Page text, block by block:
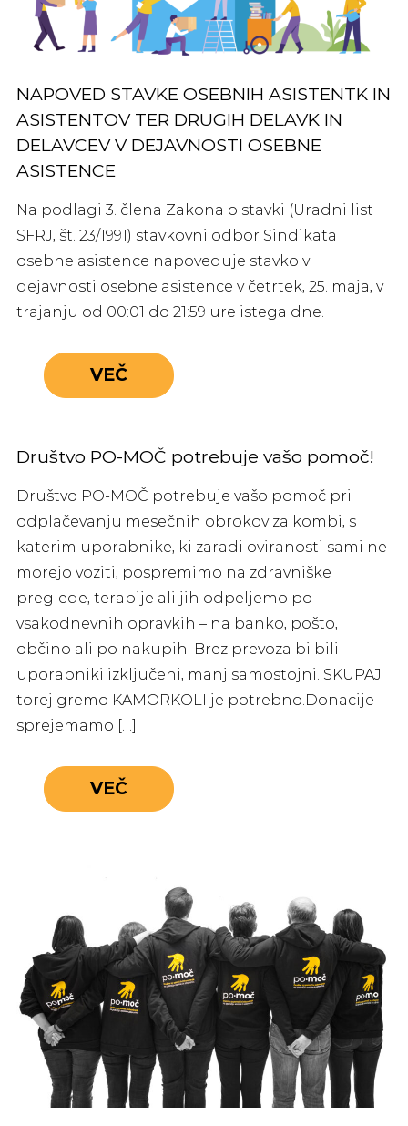
NAPOVED STAVKE OSEBNIH ASISTENTK IN
ASISTENTOV TER DRUGIH DELAVK IN
DELAVCEV V DEJAVNOSTI OSEBNE
ASISTENCE
Na podlagi 3. člena Zakona o stavki (Uradni list
SFRJ, št. 23/1991) stavkovni odbor Sindikata
osebne asistence napoveduje stavko v
dejavnosti osebne asistence v četrtek, 25. maja, v
trajanju od 00:01 do 21:59 ure istega dne.
VEČ
Društvo PO-MOČ potrebuje vašo pomoč!
Društvo PO-MOČ potrebuje vašo pomoč pri
odplačevanju mesečnih obrokov za kombi, s
katerim uporabnike, ki zaradi oviranosti sami ne
morejo voziti, pospremimo na zdravniške
preglede, terapije ali jih odpeljemo po
vsakodnevnih opravkih – na banko, pošto,
občino ali po nakupih. Brez prevoza bi bili
uporabniki izključeni, manj samostojni. SKUPAJ
torej gremo KAMORKOLI je potrebno.Donacije
sprejemamo […]
VEČ